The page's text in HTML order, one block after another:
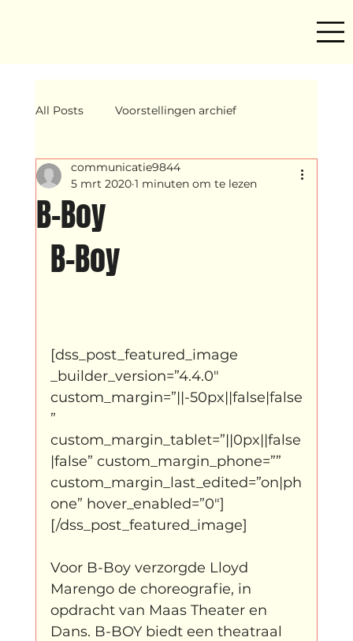
All Posts Voorstellingen archief
Mind ur step Amira
Father Figure Sribi Switi
Lloyds company Nieuws Power
I am my ancestors wildest dreams
B-Boy
communicatie9844
5 mrt 2020 1 minuten om te lezen
B-Boy
[dss_post_featured_image
_builder_version=”4.4.0″
custom_margin=”||-50px||false|false
”
custom_margin_tablet=”||0px||false
|false” custom_margin_phone=””
custom_margin_last_edited=”on|ph
one” hover_enabled=”0″]
[/dss_post_featured_image]
Voor B-Boy verzorgde Lloyd
Marengo de choreografie, in
opdracht van Maas Theater en
Dans. B-BOY biedt een theatraal